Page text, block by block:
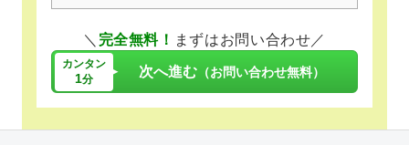
＼ 完全無料！ まずはお問い合わせ／
カンタン
1分 次へ進む （お問い合わせ無料）